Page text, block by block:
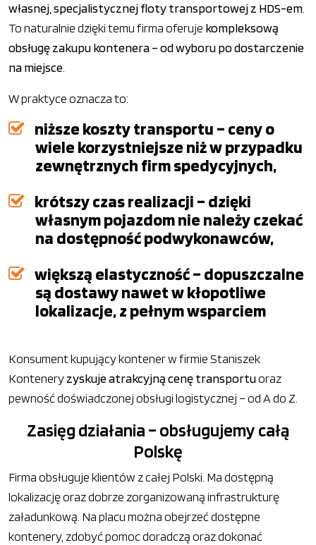
własnej, specjalistycznej floty transportowej z HDS-em.
To naturalnie dzięki temu firma oferuje kompleksową
obsługę zakupu kontenera – od wyboru po dostarczenie
na miejsce.
W praktyce oznacza to:
niższe koszty transportu – ceny o
wiele korzystniejsze niż w przypadku
zewnętrznych firm spedycyjnych,
krótszy czas realizacji – dzięki
własnym pojazdom nie należy czekać
na dostępność podwykonawców,
większą elastyczność – dopuszczalne
są dostawy nawet w kłopotliwe
lokalizacje, z pełnym wsparciem
Konsument kupujący kontener w firmie Staniszek
Konteneryzyskuje atrakcyjną cenę transportuoraz
pewność doświadczonej obsługi logistycznej – od A do Z.
Zasięg działania – obsługujemy całą
Polskę
Firma obsługuje klientów z całej Polski. Ma dostępną
lokalizację oraz dobrze zorganizowaną infrastrukturę
załadunkową. Na placu można obejrzeć dostępne
kontenery, zdobyć pomoc doradczą oraz dokonać